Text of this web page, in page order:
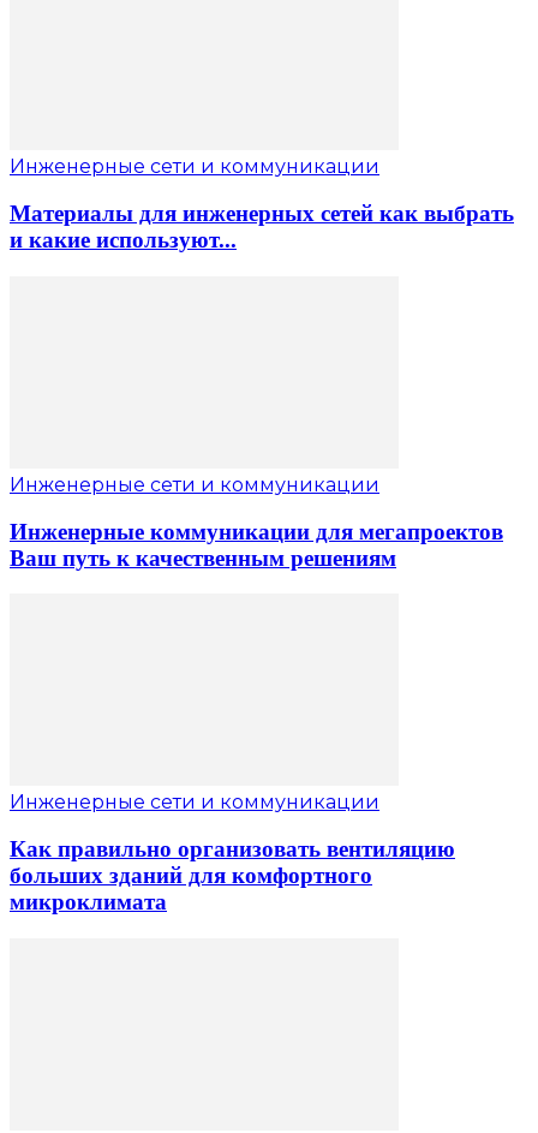
Инженерные сети и коммуникации
Материалы для инженерных сетей как выбрать
и какие используют...
Инженерные сети и коммуникации
Инженерные коммуникации для мегапроектов
Ваш путь к качественным решениям
Инженерные сети и коммуникации
Как правильно организовать вентиляцию
больших зданий для комфортного
микроклимата